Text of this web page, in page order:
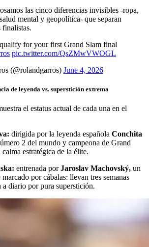
las cinco diferencias invisibles -ropa,
mental y geopolítica- que separan
finalistas.
for your first Grand Slam final
pic.twitter.com/QsZMwVWOGL
(@rolandgarros) June 4, 2026
de leyenda vs. superstición extrema
el estatus actual de cada una en el
dirigida por la leyenda española Conchita
2 del mundo y campeona de Grand
estratégica de la élite.
entrenada porJaroslav Machovský, un
por cábalas: llevan tres semanas
a diario por pura superstición.